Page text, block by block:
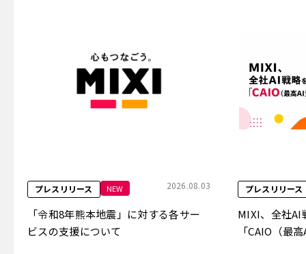
プレスリリース NEW 2026.08.03
「令和8年熊本地震」に対する各サー
ビスの支援について
プレスリリース
MIXI、全社AI
「CAIO（最